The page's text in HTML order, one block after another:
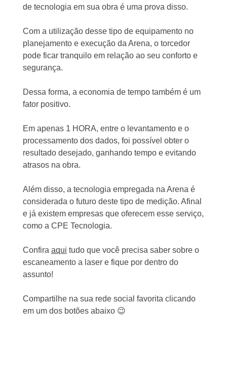
de tecnologia em sua obra é uma prova disso.
Com a utilização desse tipo de equipamento no
planejamento e execução da Arena, o torcedor
pode ficar tranquilo em relação ao seu conforto e
segurança.
Dessa forma, a economia de tempo também é um
fator positivo.
Em apenas 1 HORA, entre o levantamento e o
processamento dos dados, foi possível obter o
resultado desejado, ganhando tempo e evitando
atrasos na obra.
Além disso, a tecnologia empregada na Arena é
considerada o futuro deste tipo de medição. Afinal
e já existem empresas que oferecem esse serviço,
como a CPE Tecnologia.
Confira aqui tudo que você precisa saber sobre o
escaneamento a laser e fique por dentro do
assunto!
Compartilhe na sua rede social favorita clicando
em um dos botões abaixo 😉